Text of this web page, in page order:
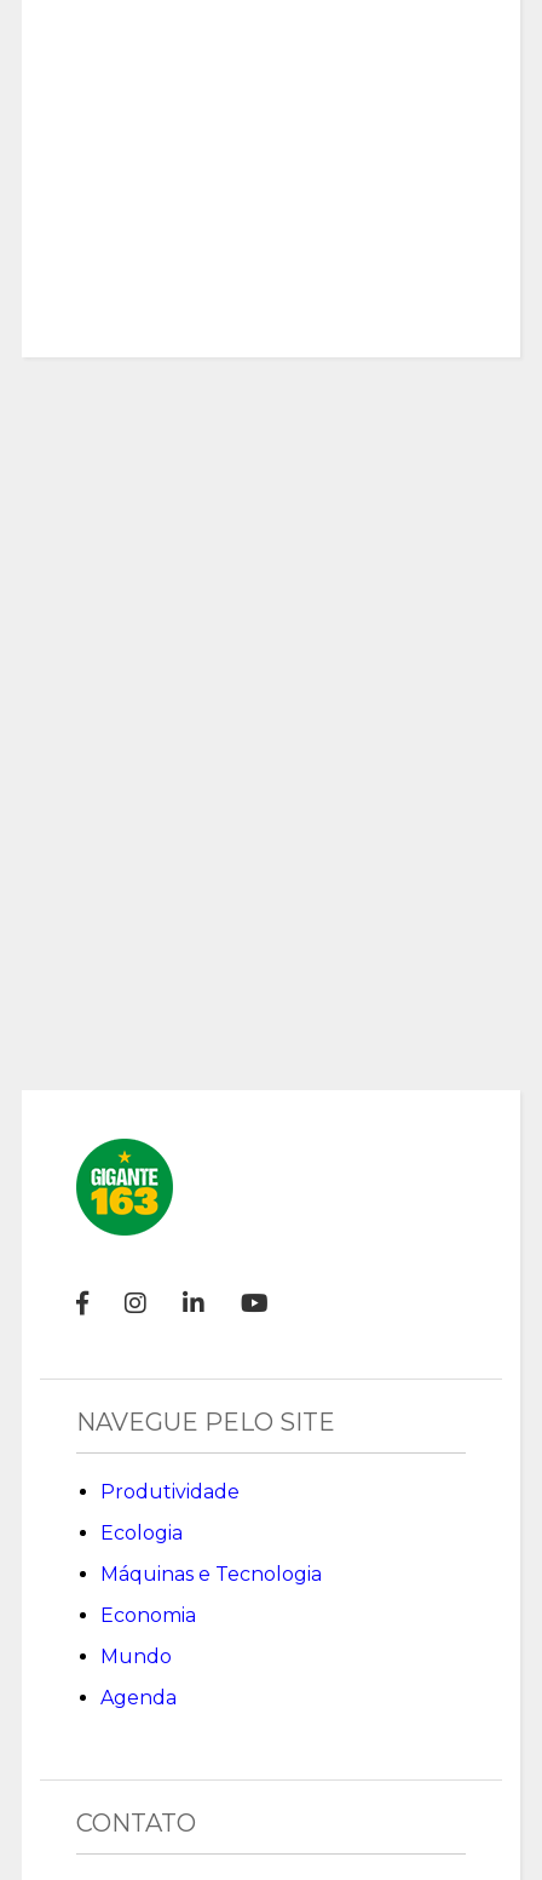
NAVEGUE PELO SITE
Produtividade
Ecologia
Máquinas e Tecnologia
Economia
Mundo
Agenda
CONTATO